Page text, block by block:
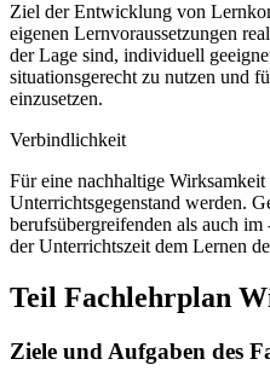
Ziel der Entwicklung von
eigenen Lernvoraussetzungen
der Lage sind, individuell
situationsgerecht zu nutzen und
einzusetzen.
Verbindlichkeit
Für eine nachhaltige
Unterrichtsgegenstand werden.
berufsübergreifenden als auch
der Unterrichtszeit dem Lernen
Teil Fachlehrplan
Ziele und Aufgaben des